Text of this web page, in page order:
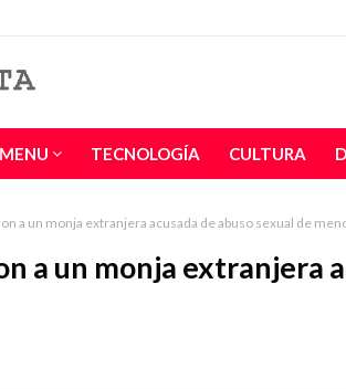
TECNOLOGÍA CULTURA
a un monja extranjera acusada de abuso sexual de
a un monja extranjera